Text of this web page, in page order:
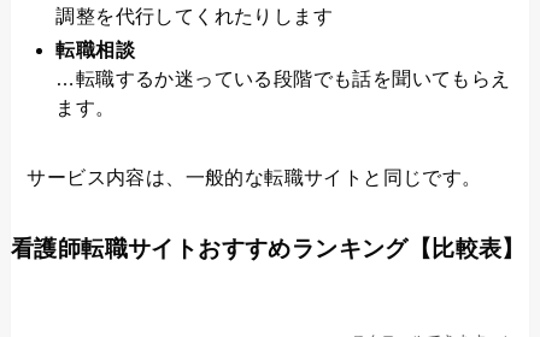
調整を代行してくれたりします
転職相談
…転職するか迷っている段階でも話を聞いてもらえ
ます。
サービス内容は、一般的な転職サイトと同じです。
看護師転職サイトおすすめランキング【比較表】